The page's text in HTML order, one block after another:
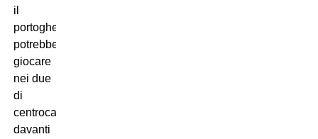
il
portoghese
potrebbe
giocare
nei due
di
centrocampo
davanti